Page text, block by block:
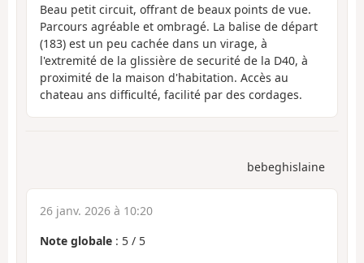
Beau petit circuit, offrant de beaux points de vue.
Parcours agréable et ombragé. La balise de départ
(183) est un peu cachée dans un virage, à
l'extremité de la glissière de securité de la D40, à
proximité de la maison d'habitation. Accès au
chateau ans difficulté, facilité par des cordages.
bebeghislaine
26 janv. 2026 à 10:20
Note globale : 5 / 5